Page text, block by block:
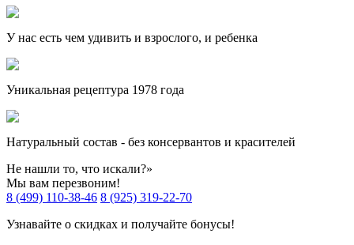
У нас есть чем удивить и взрослого, и ребенка
Уникальная рецептура 1978 года
Натуральный состав - без консервантов и красителей
Не нашли то, что искали?»
Мы вам перезвоним!
8 (499) 110-38-46 8 (925) 319-22-70
Узнавайте о скидках и получайте бонусы!